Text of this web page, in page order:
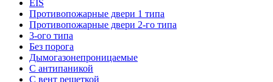
EIS
Противопожарные двери 1 типа
Противопожарные двери 2-го типа
3-ого типа
Без порога
Дымогазонепроницаемые
С антипаникой
С вент решеткой